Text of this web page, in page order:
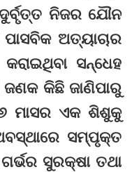
ନିଜର ଯୌନ
ଅତ୍ୟାଚାର
ସନ୍ଧେହ
କିଛି ଜାଣିପାରୁ
ମାସର ଏକ ଶିଶୁକୁ
ସମ୍ପୃକ୍ତ
ସୁରକ୍ଷା ତଥା